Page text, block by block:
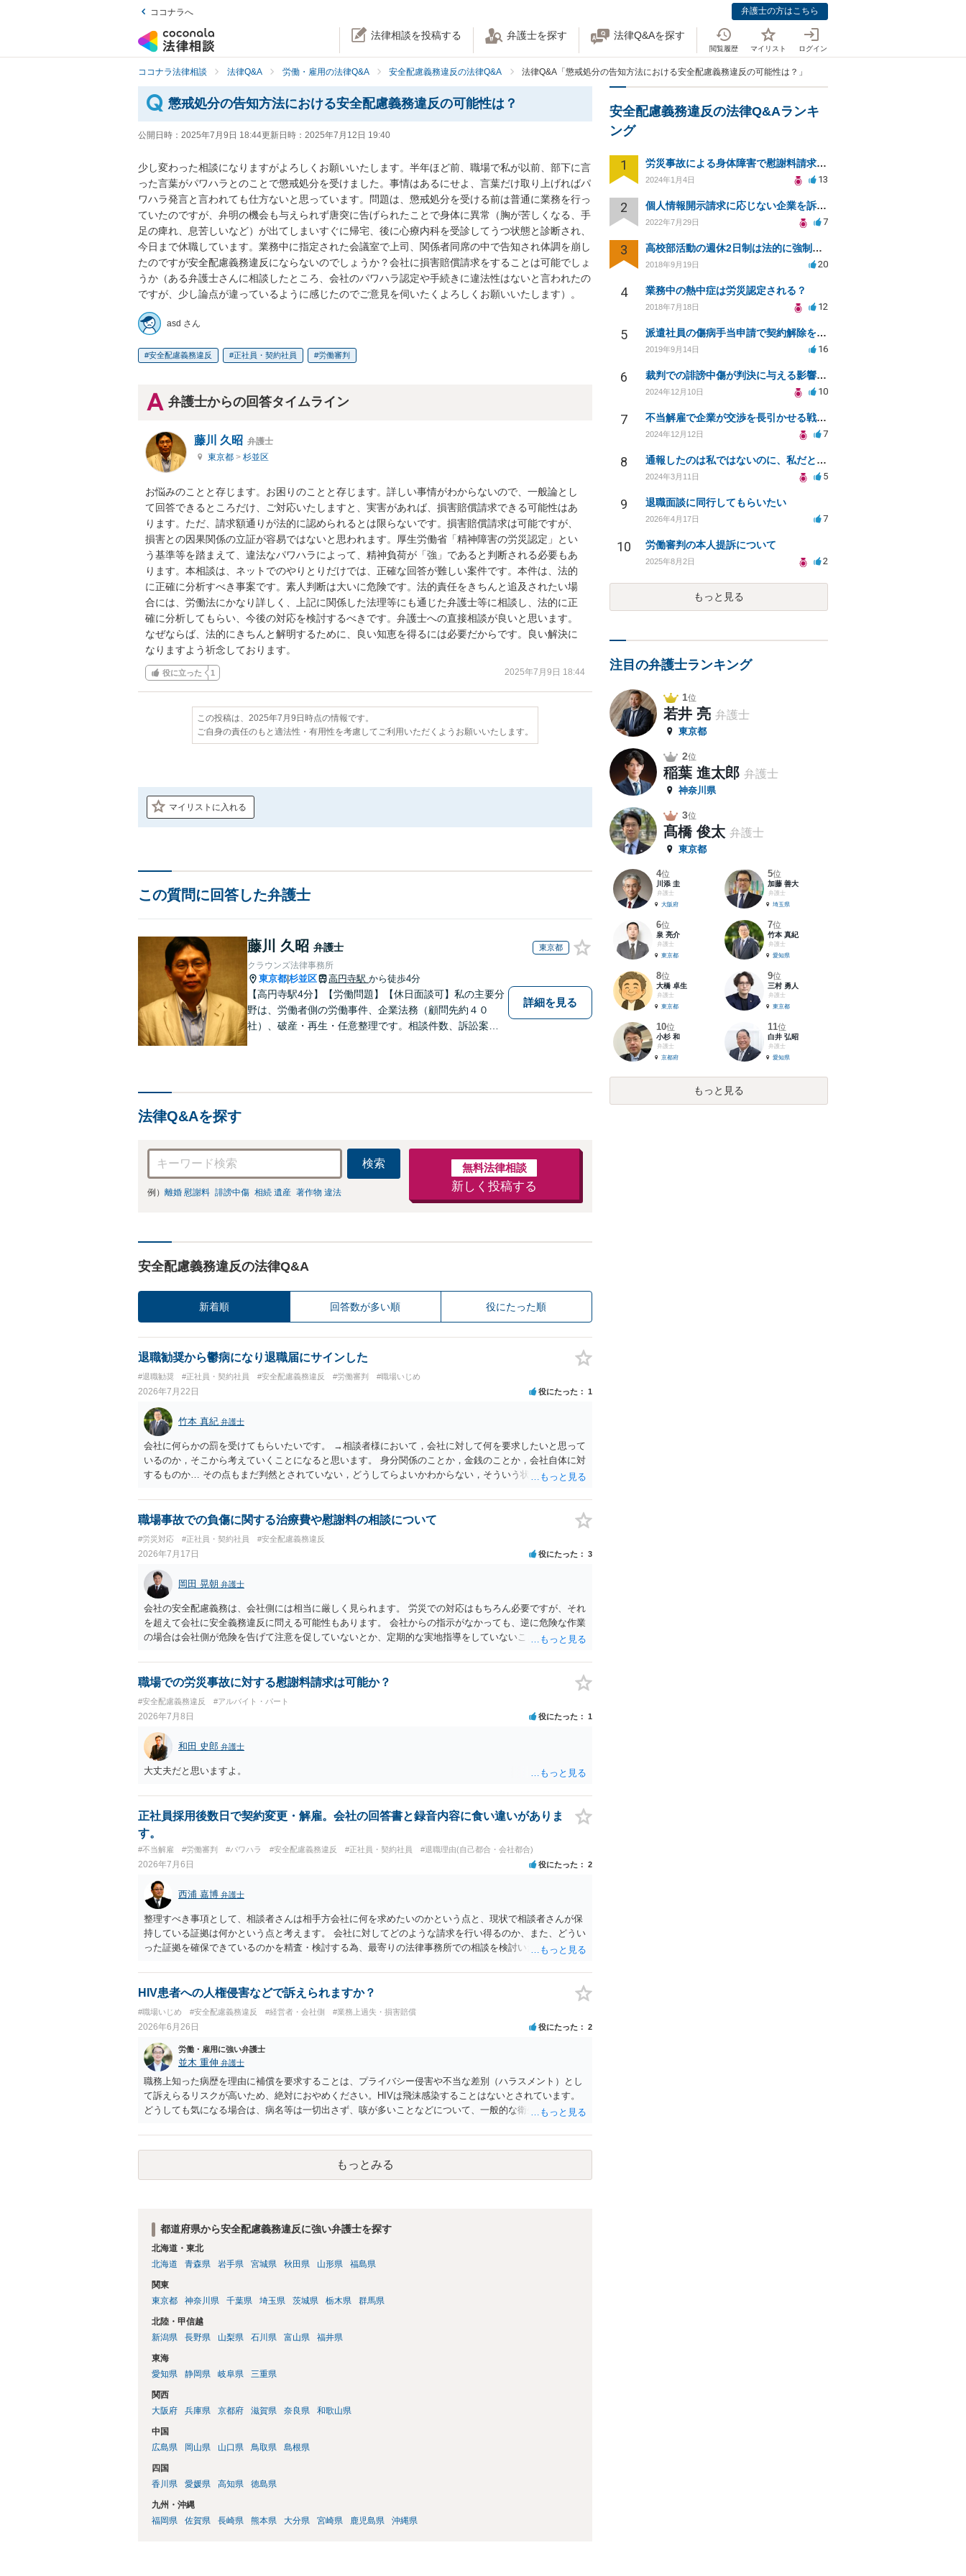
ココナラへ 弁護士の方はこちら
法律相談を投稿する 弁護士を探す 法律Q&Aを探す
閲覧履歴 マイリスト ログイン
ココナラ法律相談 法律Q&A 労働・雇用の法律Q&A 安全配慮義務違反の法律Q&A 法律Q&A「懲戒処分の告知方法における安全配慮義務違反の可能性は？」
懲戒処分の告知方法における安全配慮義務違反の可能性は？
公開日時： 2025年7月9日 18:44更新日時： 2025年7月12日 19:40
少し変わった相談になりますがよろしくお願いいたします。半年ほど前、職場で私が以前、部下に言
った言葉がパワハラとのことで懲戒処分を受けました。事情はあるにせよ、言葉だけ取り上げればパ
ワハラ発言と言われても仕方ないと思っています。問題は、懲戒処分を受ける前は普通に業務を行っ
ていたのですが、弁明の機会も与えられず唐突に告げられたことで身体に異常（胸が苦しくなる、手
足の痺れ、息苦しいなど）が出てしまいすぐに帰宅、後に心療内科を受診してうつ状態と診断され、
今日まで休職しています。業務中に指定された会議室で上司、関係者同席の中で告知され体調を崩し
たのですが安全配慮義務違反にならないのでしょうか？会社に損害賠償請求をすることは可能でしょ
うか（ある弁護士さんに相談したところ、会社のパワハラ認定や手続きに違法性はないと言われたの
ですが、少し論点が違っているように感じたのでご意見を伺いたくよろしくお願いいたします）。
asd さん
安全配慮義務違反 正社員・契約社員 労働審判
弁護士からの回答タイムライン
藤川 久昭 弁護士
東京都 > 杉並区
お悩みのことと存じます。お困りのことと存じます。詳しい事情がわからないので、一般論とし
て回答できるところだけ、ご対応いたしますと、実害があれば、損害賠償請求できる可能性はあ
ります。ただ、請求額通りが法的に認められるとは限らないです。損害賠償請求は可能ですが、
損害との因果関係の立証が容易ではないと思われます。厚生労働省「精神障害の労災認定」とい
う基準等を踏まえて、違法なパワハラによって、精神負荷が「強」であると判断される必要もあ
ります。本相談は、ネットでのやりとりだけでは、正確な回答が難しい案件です。本件は、法的
に正確に分析すべき事案です。素人判断は大いに危険です。法的責任をきちんと追及されたい場
合には、労働法にかなり詳しく、上記に関係した法理等にも通じた弁護士等に相談し、法的に正
確に分析してもらい、今後の対応を検討するべきです。弁護士への直接相談が良いと思います。
なぜならば、法的にきちんと解明するために、良い知恵を得るには必要だからです。良い解決に
なりますよう祈念しております。
役に立った 1 2025年7月9日 18:44
この投稿は、2025年7月9日時点の情報です。
ご自身の責任のもと適法性・有用性を考慮してご利用いただくようお願いいたします。
マイリストに入れる
この質問に回答した弁護士
藤川 久昭 弁護士 東京都
クラウンズ法律事務所
東京都 杉並区 高円寺駅 から徒歩4分
【高円寺駅4分】【労働問題】【休日面談可】私の主要分
野は、労働者側の労働事件、企業法務（顧問先約４０
社）、破産・再生・任意整理です。相談件数、訴訟案
詳細を見る
法律Q&Aを探す
検索
例） 離婚 慰謝料 誹謗中傷 相続 遺産 著作物 違法
無料法律相談
新しく投稿する
安全配慮義務違反の法律Q&A
新着順 回答数が多い順 役にたった順
退職勧奨から鬱病になり退職届にサインした
#退職勧奨 #正社員・契約社員 #安全配慮義務違反 #労働審判 #職場いじめ
2026年7月22日 役にたった 1
竹本 真紀 弁護士
会社に何らかの罰を受けてもらいたいです。 →相談者様において，会社に対して何を要求したいと思って
いるのか，そこから考えていくことになると思います。 身分関係のことか，金銭のことか，会社自体に対
するものか… その点もまだ判然とされていない，どうしてらよいかわからない，そういう状態なのであれ
職場事故での負傷に関する治療費や慰謝料の相談について
#労災対応 #正社員・契約社員 #安全配慮義務違反
2026年7月17日 役にたった 3
岡田 晃朝 弁護士
会社の安全配慮義務は、会社側には相当に厳しく見られます。 労災での対応はもちろん必要ですが、それ
を超えて会社に安全義務違反に問える可能性もあります。 会社からの指示がなかっても、逆に危険な作業
の場合は会社側が危険を告げて注意を促していないとか、定期的な実地指導をしていないことが問題にな
でしょう。
職場での労災事故に対する慰謝料請求は可能か？
#安全配慮義務違反 #アルバイト・パート
2026年7月8日 役にたった 1
和田 史郎 弁護士
大丈夫だと思いますよ。
正社員採用後数日で契約変更・解雇。会社の回答書と録音内容に食い違いがありま
す。
#不当解雇 #労働審判 #パワハラ #安全配慮義務違反 #正社員・契約社員 #退職理由(自己都合・会社都合)
2026年7月6日 役にたった 2
西浦 嘉博 弁護士
整理すべき事項として、相談者さんは相手方会社に何を求めたいのかという点と、現状で相談者さんが保
持している証拠は何かという点と考えます。 会社に対してどのような請求を行い得るのか、また、どうい
った証拠を確保できているのかを精査・検討する為、最寄りの法律事務所での相談を検討いただければと
HIV患者への人権侵害などで訴えられますか？
#職場いじめ #安全配慮義務違反 #経営者・会社側 #業務上過失・損害賠償
2026年6月26日 役にたった 2
労働・雇用に強い弁護士
並木 重伸 弁護士
職務上知った病歴を理由に補償を要求することは、プライバシー侵害や不当な差別（ハラスメント）とし
て訴えらるリスクが高いため、絶対におやめください。HIVは飛沫感染することはないとされています。
どうしても気になる場合は、病名等は一切出さず、咳が多いことなどについて、一般的な衛生問題として
もっとみる
都道府県から安全配慮義務違反に強い弁護士を探す
北海道・東北
北海道
青森県 岩手県 宮城県 秋田県 山形県 福島県
関東
東京都
神奈川県 千葉県 埼玉県 茨城県 栃木県 群馬県
北陸・甲信越
新潟県
長野県 山梨県 石川県 富山県 福井県
東海
愛知県
静岡県 岐阜県 三重県
関西
大阪府
兵庫県 京都府 滋賀県 奈良県 和歌山県
中国
広島県
岡山県 山口県 鳥取県 島根県
四国
香川県
愛媛県 高知県 徳島県
九州・沖縄
福岡県
佐賀県 長崎県 熊本県 大分県 宮崎県 鹿児島県 沖縄県
安全配慮義務違反の法律Q&Aランキ
ング
1 労災事故による身体障害で慰謝料請求はできるのでしょうか？
2024年1月4日 13
2 個人情報開示請求に応じない企業を訴えたい
2022年7月29日 7
3 高校部活動の週休2日制は法的に強制されるのか？
2018年9月19日 20
4 業務中の熱中症は労災認定される？
2018年7月18日 12
5 派遣社員の傷病手当申請で契約解除を通告された場合の対応策
2019年9月14日 16
6 裁判での誹謗中傷が判決に与える影響と対処法
2024年12月10日 10
7 不当解雇で企業が交渉を長引かせる戦略の傾向について
2024年12月12日 7
8 通報したのは私ではないのに、私だと思われている場合はどうしたら良いのか？
2024年3月11日 5
9 退職面談に同行してもらいたい
2026年4月17日 7
10 労働審判の本人提訴について
2025年8月2日 2
もっと見る
注目の弁護士ランキング
1位
若井 亮 弁護士
東京都
2位
稲葉 進太郎 弁護士
神奈川県
3位
髙橋 俊太 弁護士
東京都
4位
川添 圭
弁護士
大阪府
5位
加藤 善大
弁護士
埼玉県
6位
泉 亮介
弁護士
東京都
7位
竹本 真紀
弁護士
愛知県
8位
大橋 卓生
弁護士
東京都
9位
三村 勇人
弁護士
東京都
10位
小杉 和
弁護士
京都府
11位
白井 弘昭
弁護士
愛知県
もっと見る